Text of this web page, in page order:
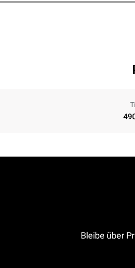
Bleibe über